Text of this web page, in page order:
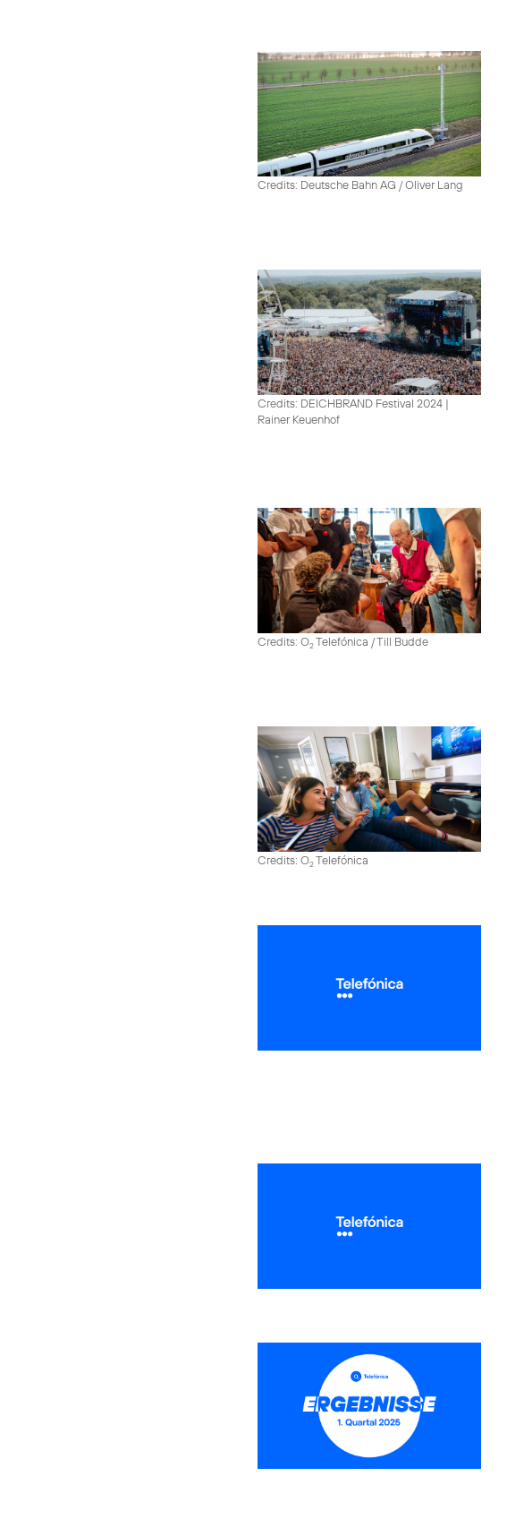
Credits: Deutsche Bahn AG / Oliver Lang
Credits: DEICHBRAND Festival 2024 |
Rainer Keuenhof
Credits: O2Telefónica / Till Budde
Credits: O2Telefónica